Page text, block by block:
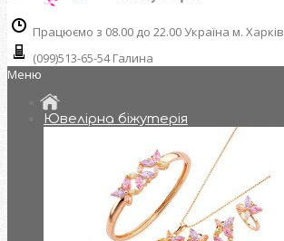
Працюємо з 08.00 до 22.00 Україна м. Харків
(099)513-65-54 Галина
Меню
Ювелірна біжутерія